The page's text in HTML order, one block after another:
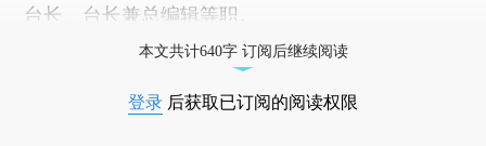
台长、台长兼总编辑等职。
本文共计640字 订阅后继续阅读
登录 后获取已订阅的阅读权限